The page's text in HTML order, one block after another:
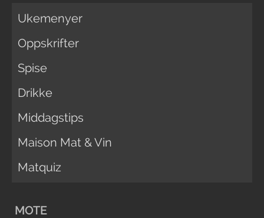
Ukemenyer
Oppskrifter
Spise
Drikke
Middagstips
Maison Mat & Vin
Matquiz
MOTE